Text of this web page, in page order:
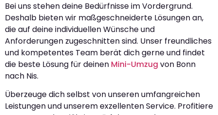
Bei uns stehen deine Bedürfnisse im Vordergrund.
Deshalb bieten wir maßgeschneiderte Lösungen an,
die auf deine individuellen Wünsche und
Anforderungen zugeschnitten sind. Unser freundliches
und kompetentes Team berät dich gerne und findet
die beste Lösung für deinen Mini-Umzug von Bonn
nach Nis.
Überzeuge dich selbst von unseren umfangreichen
Leistungen und unserem exzellenten Service. Profitiere